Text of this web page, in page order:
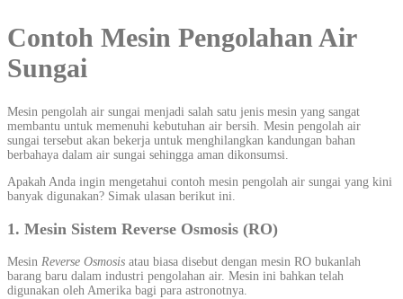
Contoh Mesin Pengolahan Air
Sungai
Mesin pengolah air sungai menjadi salah satu jenis mesin yang sangat
membantu untuk memenuhi kebutuhan air bersih. Mesin pengolah air
sungai tersebut akan bekerja untuk menghilangkan kandungan bahan
berbahaya dalam air sungai sehingga aman dikonsumsi.
Apakah Anda ingin mengetahui contoh mesin pengolah air sungai yang kini
banyak digunakan? Simak ulasan berikut ini.
1. Mesin Sistem Reverse Osmosis (RO)
Mesin Reverse Osmosis atau biasa disebut dengan mesin RO bukanlah
barang baru dalam industri pengolahan air. Mesin ini bahkan telah
digunakan oleh Amerika bagi para astronotnya.